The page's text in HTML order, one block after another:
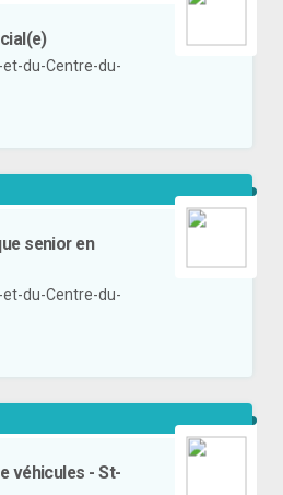
et-du-Centre-du-
senior en
et-du-Centre-du-
véhicules - St-